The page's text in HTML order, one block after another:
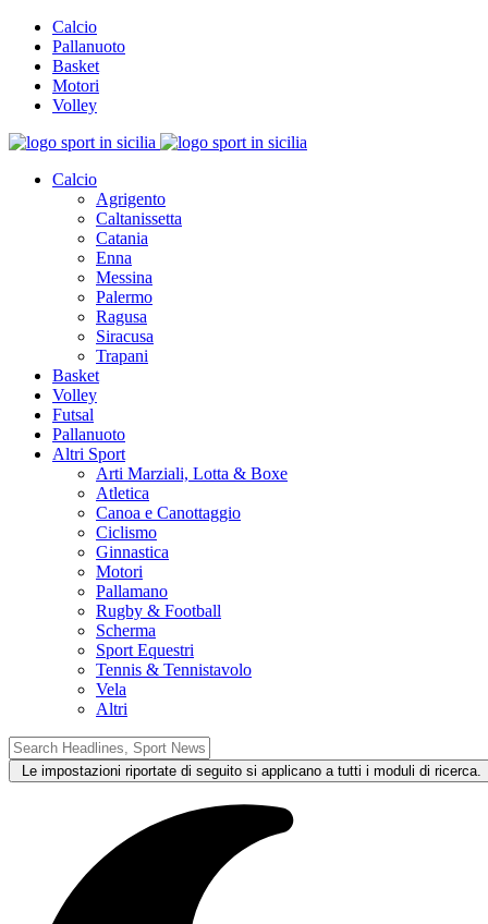
Calcio
Pallanuoto
Basket
Motori
Volley
Calcio
Agrigento
Caltanissetta
Catania
Enna
Messina
Palermo
Ragusa
Siracusa
Trapani
Basket
Volley
Futsal
Pallanuoto
Altri Sport
Arti Marziali, Lotta & Boxe
Atletica
Canoa e Canottaggio
Ciclismo
Ginnastica
Motori
Pallamano
Rugby & Football
Scherma
Sport Equestri
Tennis & Tennistavolo
Vela
Altri